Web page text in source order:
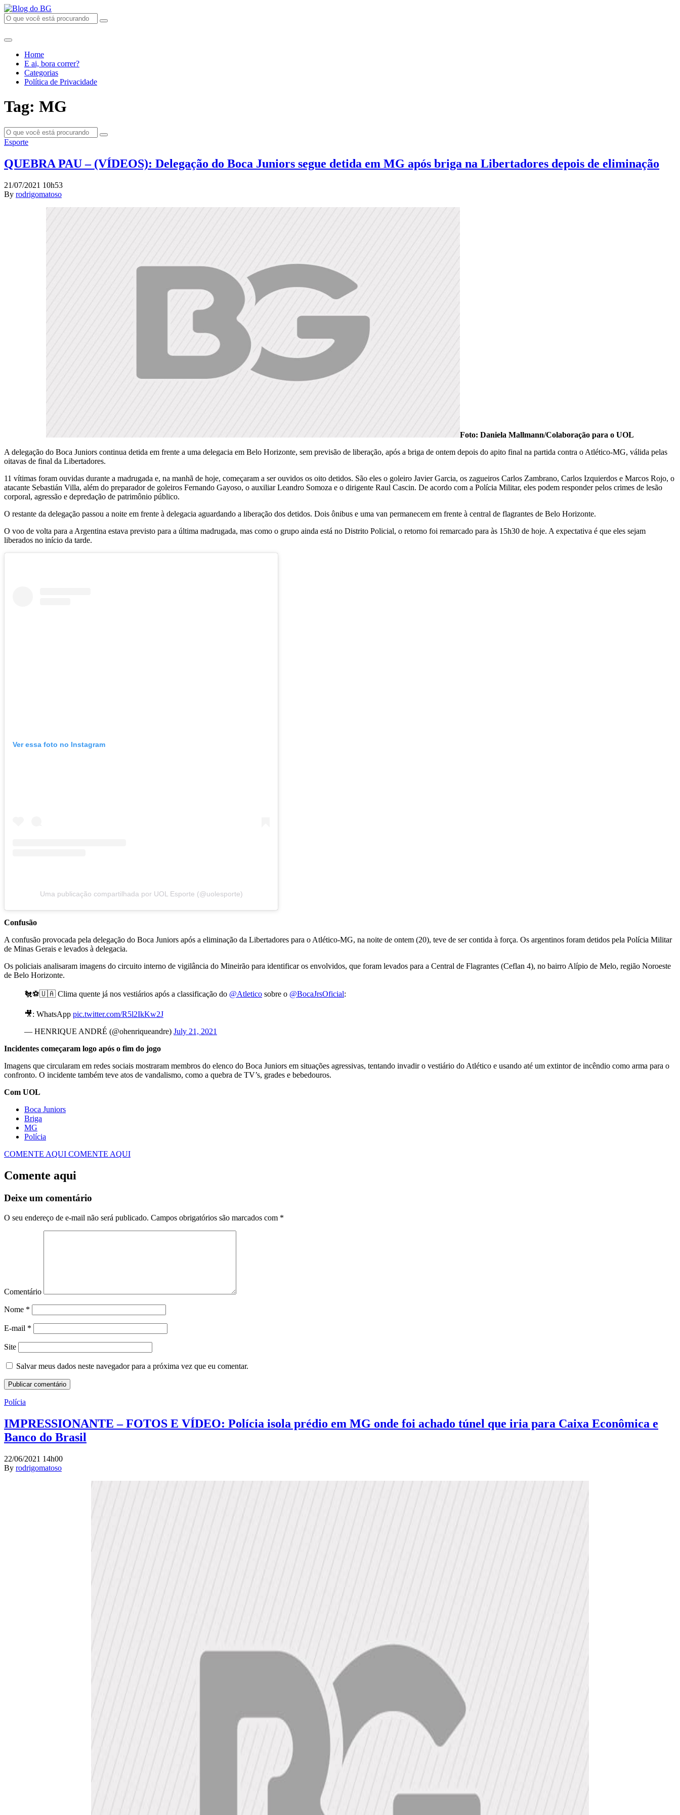
Home
E ai, bora correr?
Categorias
Política de Privacidade
Tag: MG
Esporte
QUEBRA PAU – (VÍDEOS): Delegação do Boca Juniors segue detida em MG após briga na Libertadores depois de eliminação
21/07/2021 10h53
By rodrigomatoso
Foto: Daniela Mallmann/Colaboração para o UOL
A delegação do Boca Juniors continua detida em frente a uma delegacia em Belo Horizonte, sem previsão de liberação, após a briga de ontem depois do apito final na partida contra o Atlético-MG, válida pelas
oitavas de final da Libertadores.
11 vítimas foram ouvidas durante a madrugada e, na manhã de hoje, começaram a ser ouvidos os oito detidos. São eles o goleiro Javier Garcia, os zagueiros Carlos Zambrano, Carlos Izquierdos e Marcos Rojo, o
atacante Sebastián Villa, além do preparador de goleiros Fernando Gayoso, o auxiliar Leandro Somoza e o dirigente Raul Cascin. De acordo com a Polícia Militar, eles podem responder pelos crimes de lesão
corporal, agressão e depredação de patrimônio público.
O restante da delegação passou a noite em frente à delegacia aguardando a liberação dos detidos. Dois ônibus e uma van permanecem em frente à central de flagrantes de Belo Horizonte.
O voo de volta para a Argentina estava previsto para a última madrugada, mas como o grupo ainda está no Distrito Policial, o retorno foi remarcado para às 15h30 de hoje. A expectativa é que eles sejam
liberados no início da tarde.
Ver essa foto no Instagram
Uma publicação compartilhada por UOL Esporte (@uolesporte)
Confusão
A confusão provocada pela delegação do Boca Juniors após a eliminação da Libertadores para o Atlético-MG, na noite de ontem (20), teve de ser contida à força. Os argentinos foram detidos pela Polícia Militar
de Minas Gerais e levados à delegacia.
Os policiais analisaram imagens do circuito interno de vigilância do Mineirão para identificar os envolvidos, que foram levados para a Central de Flagrantes (Ceflan 4), no bairro Alípio de Melo, região Noroeste
de Belo Horizonte.
🐔⚽️🇺🇦 Clima quente já nos vestiários após a classificação do @Atletico sobre o @BocaJrsOficial:
🎥: WhatsApp pic.twitter.com/R5l2IkKw2J
— HENRIQUE ANDRÉ (@ohenriqueandre) July 21, 2021
Incidentes começaram logo após o fim do jogo
Imagens que circularam em redes sociais mostraram membros do elenco do Boca Juniors em situações agressivas, tentando invadir o vestiário do Atlético e usando até um extintor de incêndio como arma para o
confronto. O incidente também teve atos de vandalismo, como a quebra de TV’s, grades e bebedouros.
Com UOL
Boca Juniors
Briga
MG
Polícia
COMENTE AQUI COMENTE AQUI
Comente aqui
Deixe um comentário
O seu endereço de e-mail não será publicado. Campos obrigatórios são marcados com *
Comentário
Nome *
E-mail *
Site
Salvar meus dados neste navegador para a próxima vez que eu comentar.
Polícia
IMPRESSIONANTE – FOTOS E VÍDEO: Polícia isola prédio em MG onde foi achado túnel que iria para Caixa Econômica e
Banco do Brasil
22/06/2021 14h00
By rodrigomatoso